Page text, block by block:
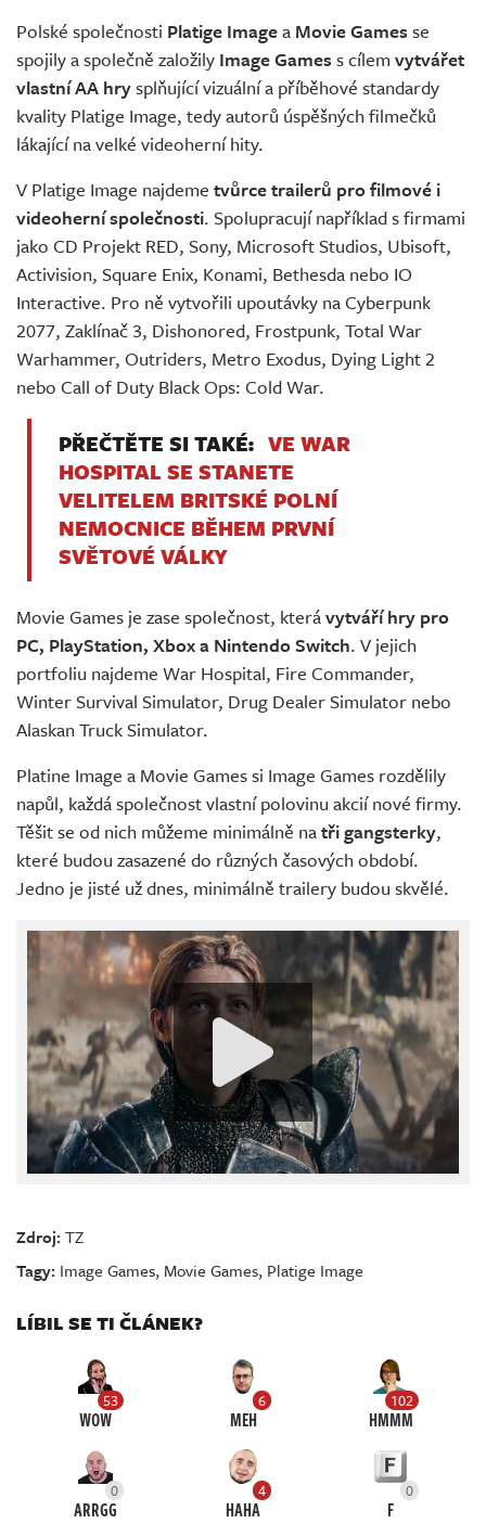
Živě
Polské společnosti Platige Imagea Movie Games se
spojily a společně založily Image Games s cílem vytvářet
vlastní AA hrysplňující vizuální a příběhové standardy
kvality Platige Image, tedy autorů úspěšných filmečků
lákající na velké videoherní hity.
V Platige Image najdeme tvůrce trailerů pro filmové i
videoherní společnosti. Spolupracují například s firmami
jako CD Projekt RED, Sony, Microsoft Studios, Ubisoft,
Activision, Square Enix, Konami, Bethesda nebo IO
Interactive. Pro ně vytvořili upoutávky na Cyberpunk
2077, Zaklínač 3, Dishonored, Frostpunk, Total War
Warhammer, Outriders, Metro Exodus, Dying Light 2
nebo Call of Duty Black Ops: Cold War.
PŘEČTĚTE SI TAKÉ: VE WAR
HOSPITAL SE STANETE
VELITELEM BRITSKÉ POLNÍ
NEMOCNICE BĚHEM PRVNÍ
SVĚTOVÉ VÁLKY
Movie Games je zase společnost, kterávytváří hry pro
PC, PlayStation, Xbox a Nintendo Switch. V jejich
portfoliu najdeme War Hospital, Fire Commander,
Winter Survival Simulator, Drug Dealer Simulator nebo
Alaskan Truck Simulator.
Platine Image a Movie Games si Image Games rozdělily
napůl, každá společnost vlastní polovinu akcií nové firmy.
Těšit se od nich můžeme minimálně natři gangsterky,
které budou zasazené do různých časových období.
Jedno je jisté už dnes, minimálně trailery budou skvělé.
Zdroj:TZ
Tagy: Image Games, Movie Games, Platige Image
LÍBIL SE TI ČLÁNEK?
53
WOW
6
MEH
102
HMMM
0
ARRGG
4
HAHA
0
F